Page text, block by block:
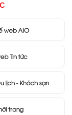
web AIO
Tin tức
lịch - Khách sạn
trang